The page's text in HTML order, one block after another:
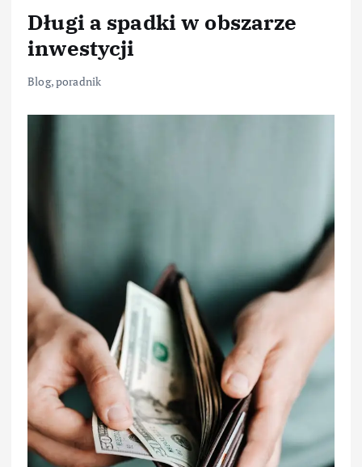
Długi a spadki w obszarze
inwestycji
Blog,poradnik